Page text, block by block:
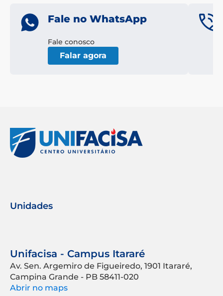
Fale no WhatsApp
Fale conosco
Falar agora
Unidades
Unifacisa - Campus Itararé
Av. Sen. Argemiro de Figueiredo, 1901 Itararé,
Campina Grande - PB 58411-020
Abrir no maps